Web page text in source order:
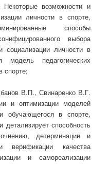
возможности и
личности в спорте,
способы
выбора
социализации личности в
модель педагогических
спорте;
В.П., Свинаренко В.Г.
и оптимизации моделей
обучающегося в спорте,
детализирует способность
детерминации и
верификации качества
и самореализации